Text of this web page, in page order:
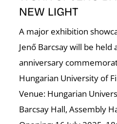
NEW LIGHT
A major exhibition
Jenő Barcsay will be
anniversary
Hungarian University of
Venue: Hungarian
Barcsay Hall, Assembly